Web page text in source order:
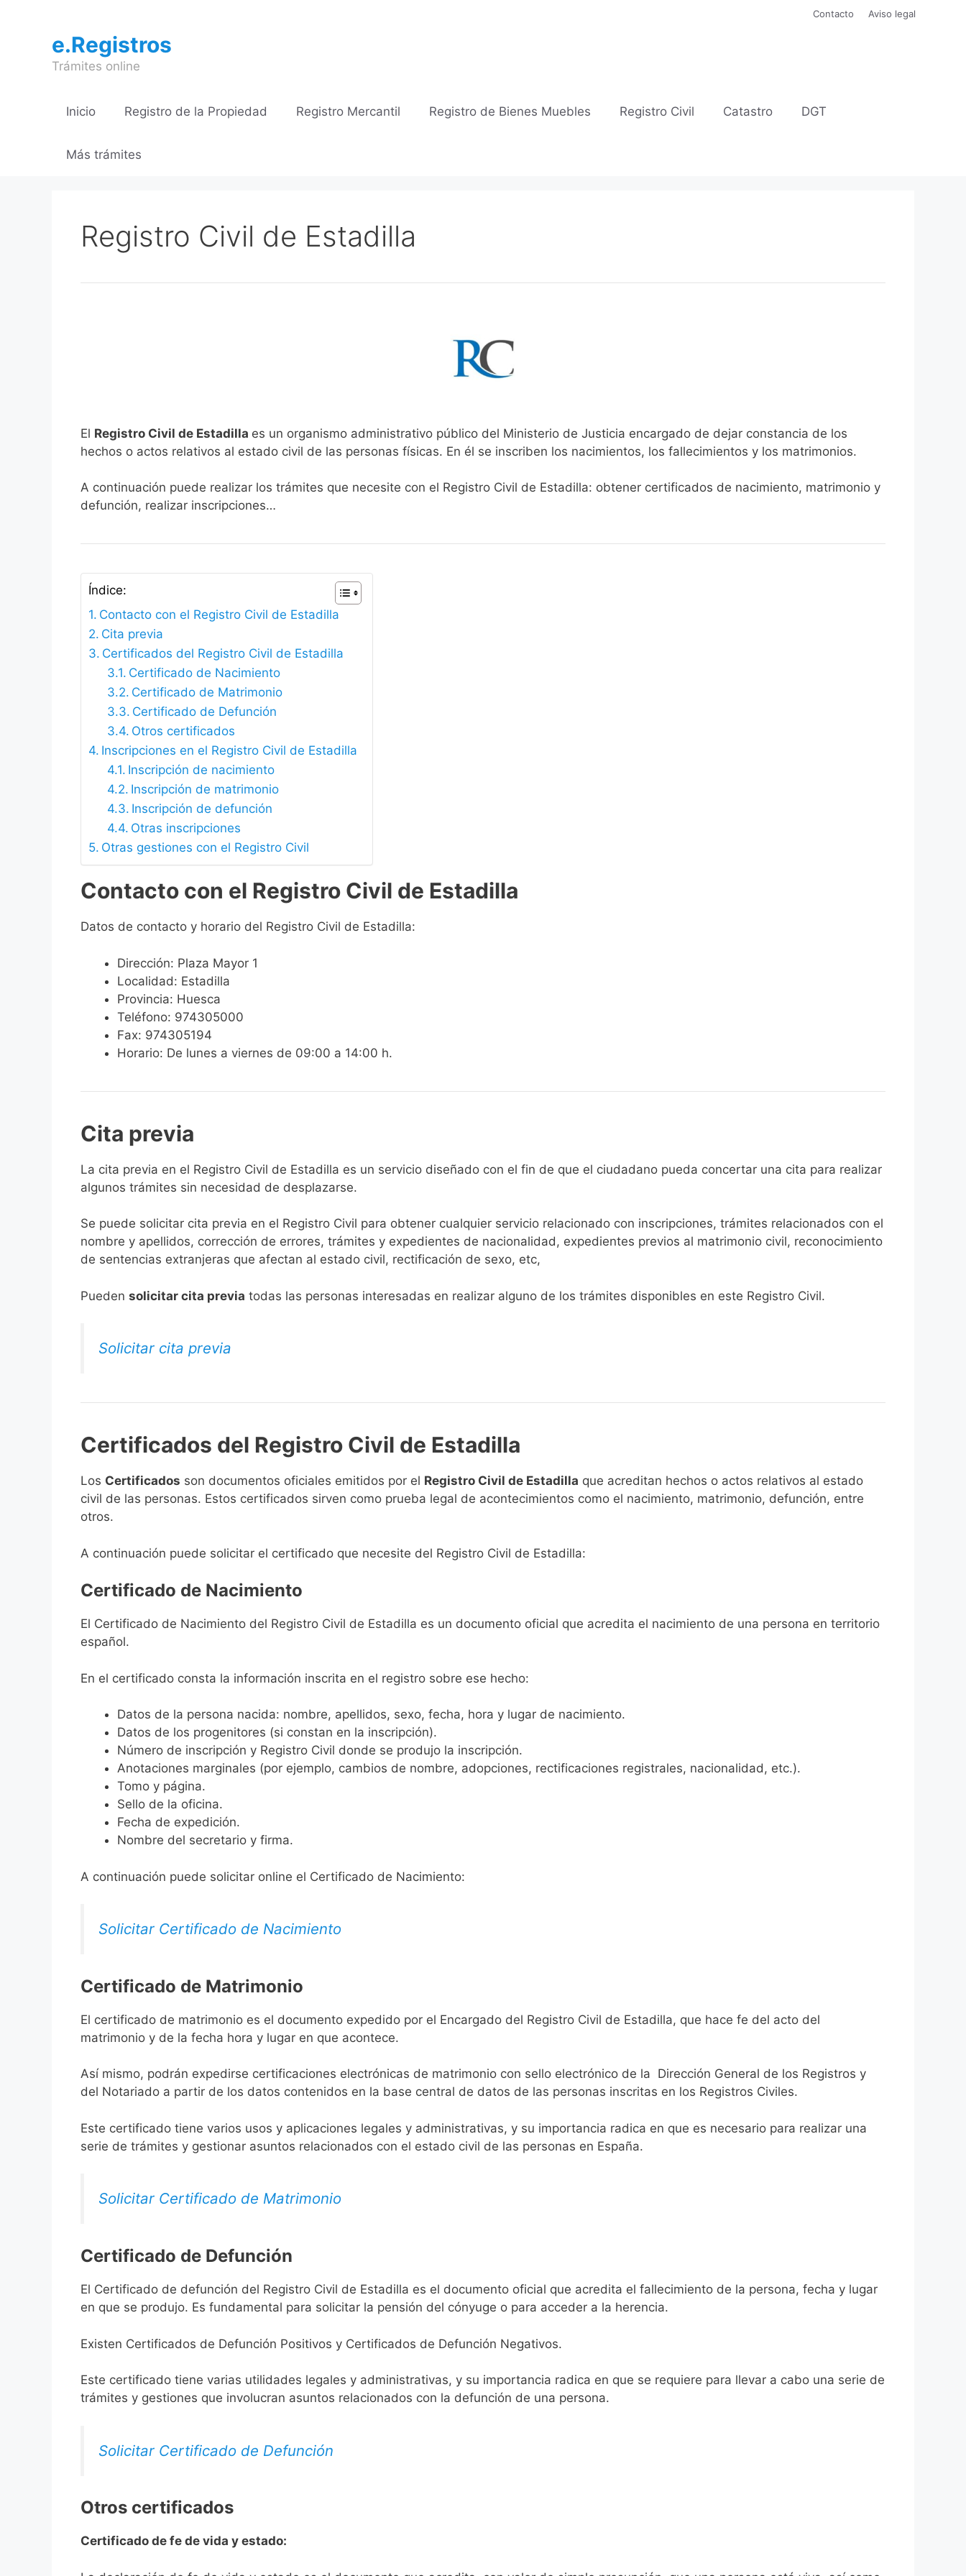
contenido
Contacto Aviso legal
e.Registros
Trámites online
Inicio Registro de la Propiedad Registro Mercantil Registro de Bienes Muebles Registro Civil Catastro DGT
Más trámites
Registro Civil de Estadilla
El Registro Civil de Estadilla es un organismo administrativo público del Ministerio de Justicia encargado de dejar constancia de los
hechos o actos relativos al estado civil de las personas físicas. En él se inscriben los nacimientos, los fallecimientos y los matrimonios.
A continuación puede realizar los trámites que necesite con el Registro Civil de Estadilla: obtener certificados de nacimiento, matrimonio y
defunción, realizar inscripciones…
Índice:
Contacto con el Registro Civil de Estadilla
Cita previa
Certificados del Registro Civil de Estadilla
Certificado de Nacimiento
Certificado de Matrimonio
Certificado de Defunción
Otros certificados
Inscripciones en el Registro Civil de Estadilla
Inscripción de nacimiento
Inscripción de matrimonio
Inscripción de defunción
Otras inscripciones
Otras gestiones con el Registro Civil
Contacto con el Registro Civil de Estadilla
Datos de contacto y horario del Registro Civil de Estadilla:
Dirección: Plaza Mayor 1
Localidad: Estadilla
Provincia: Huesca
Teléfono: 974305000
Fax: 974305194
Horario: De lunes a viernes de 09:00 a 14:00 h.
Cita previa
​​​​​​​​​​​​​​​​​​​​​​​​​​​​La cita previa en el Registro Civil de Estadilla es un servicio diseñado con el fin de que el ciudadano pueda concertar una cita para realizar
algunos trámites sin necesidad de desplazarse.​
Se puede solicitar cita previa en el Registro Civil para obtener cualquier servicio relacionado con inscripciones, trámites relacionados con el
nombre y apellidos, corrección de errores, trámites y expedientes de nacionalidad, expedientes previos al matrimonio civil, reconocimiento
de sentencias extranjeras que afectan al estado civil, rectificación de sexo, etc,
​Pueden solicitar cita previa todas las personas interesadas en realizar alguno de los trámites disponibles en este Registro Civil.​
Solicitar cita previa
Certificados del Registro Civil de Estadilla
Los Certificados son documentos oficiales emitidos por el Registro Civil de Estadilla que acreditan hechos o actos relativos al estado
civil de las personas. Estos certificados sirven como prueba legal de acontecimientos como el nacimiento, matrimonio, defunción, entre
otros.
A continuación puede solicitar el certificado que necesite del Registro Civil de Estadilla:
Certificado de Nacimiento
El Certificado de Nacimiento del Registro Civil de Estadilla es un documento oficial que acredita el nacimiento de una persona en territorio
español.
En el certificado consta la información inscrita en el registro sobre ese hecho:
Datos de la persona nacida: nombre, apellidos, sexo, fecha, hora y lugar de nacimiento.
Datos de los progenitores (si constan en la inscripción).
Número de inscripción y Registro Civil donde se produjo la inscripción.
Anotaciones marginales (por ejemplo, cambios de nombre, adopciones, rectificaciones registrales, nacionalidad, etc.).
Tomo y página.
Sello de la oficina.
Fecha de expedición.
Nombre del secretario y firma.
A continuación puede solicitar online el Certificado de Nacimiento:
Solicitar Certificado de Nacimiento
Certificado de Matrimonio
El certificado de matrimonio es el documento expedido por el Encargado del Registro Civil de Estadilla, que hace fe del acto del
matrimonio y de la fecha hora y lugar en que acontece.
Así mismo, podrán expedirse certificaciones electrónicas de matrimonio con sello electrónico de la Dirección General de los Registros y
del Notariado a partir de los datos contenidos en la base central de datos de las personas inscritas en los Registros Civiles.
Este certificado tiene varios usos y aplicaciones legales y administrativas, y su importancia radica en que es necesario para realizar una
serie de trámites y gestionar asuntos relacionados con el estado civil de las personas en España.
Solicitar Certificado de Matrimonio
Certificado de Defunción
El Certificado de defunción del Registro Civil de Estadilla es el documento oficial que acredita el fallecimiento de la persona, fecha y lugar
en que se produjo. Es fundamental para solicitar la pensión del cónyuge o para acceder a la herencia.
Existen Certificados de Defunción Positivos y Certificados de Defunción Negativos.
Este certificado tiene varias utilidades legales y administrativas, y su importancia radica en que se requiere para llevar a cabo una serie de
trámites y gestiones que involucran asuntos relacionados con la defunción de una persona.
Solicitar Certificado de Defunción
Otros certificados
Certificado de fe de vida y estado: